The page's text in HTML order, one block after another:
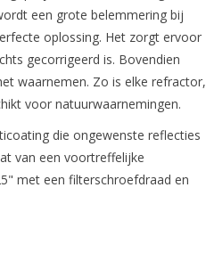
een grote belemmering bij
oplossing. Het zorgt ervoor
gecorrigeerd is. Bovendien
waarnemen. Zo is elke refractor,
voor natuurwaarnemingen.
die ongewenste reflecties
van een voortreffelijke
met een filterschroefdraad en